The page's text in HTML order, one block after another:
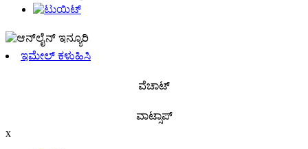
ಇಮೇಲ್ ಕಳುಹಿಸಿ
ವೆಚಾಟ್
ವಾಟ್ಸಾಪ್
x